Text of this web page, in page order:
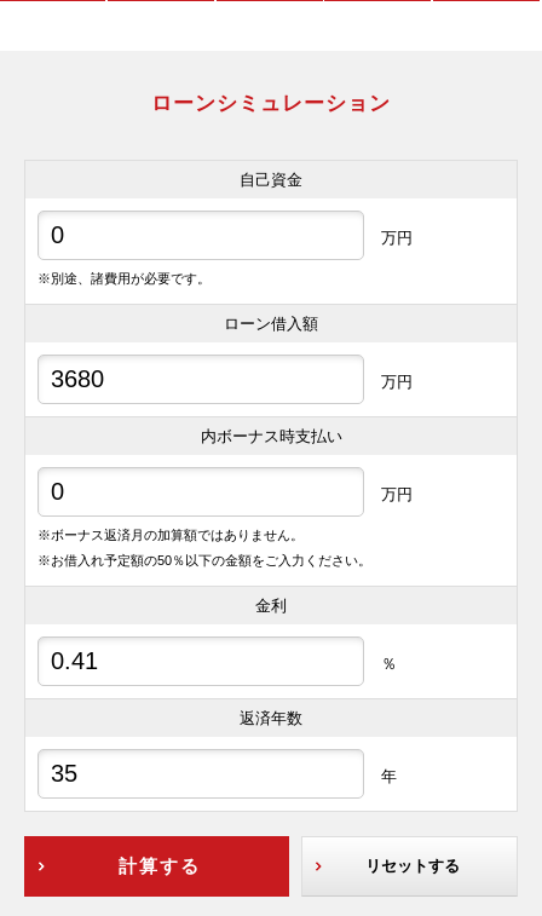
ローンシミュレーション
自己資金
万円
※別途、諸費用が必要です。
ローン借入額
万円
内ボーナス時支払い
万円
※ボーナス返済月の加算額ではありません。
※お借入れ予定額の50％以下の金額をご入力ください。
金利
％
返済年数
年
計算する リセットする